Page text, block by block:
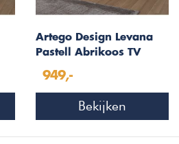
Artego Design Levana
Pastell Abrikoos TV
949,-
Bekijken